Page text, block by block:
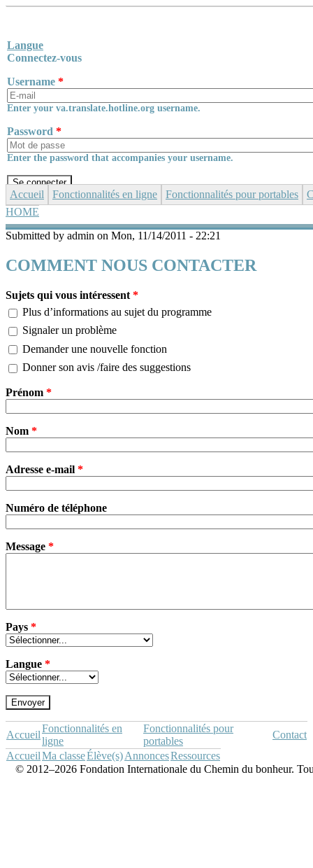
Langue
Connectez-vous
Username *
Enter your va.translate.hotline.org username.
Password *
Enter the password that accompanies your username.
Accueil Fonctionnalités en ligne Fonctionnalités pour portables
YOU ARE HERE
HOME
Submitted by admin on Mon, 11/14/2011 - 22:21
COMMENT NOUS CONTACTER
Sujets qui vous intéressent *
Plus d’informations au sujet du programme
Signaler un problème
Demander une nouvelle fonction
Donner son avis /faire des suggestions
Prénom *
Nom *
Adresse e-mail *
Numéro de téléphone
Message *
Pays *
Langue *
Accueil
Fonctionnalités en
ligne
Fonctionnalités pour
portables
Contact
AccueilMa classeÉlève(s)AnnoncesRessources
© 2012–2026 Fondation Internationale du Chemin du bonheur.